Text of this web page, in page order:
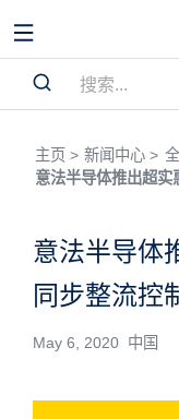
主页 > 新闻中心 >
意法半导体推出超实
意法半导体
同步整流控
May 6, 2020 中国